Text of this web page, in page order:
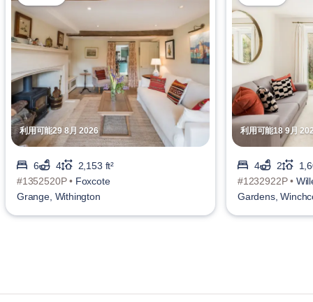
利用可能29 8月 2026
6 4
2,153 ft²
#1352520P • Foxcote
Grange, Withington
利用可能18 9月
4 2
#1232922P •
Gardens,